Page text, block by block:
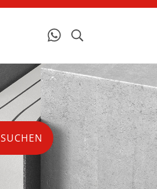
SUCHEN